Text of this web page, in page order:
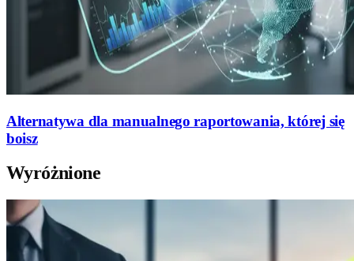
Alternatywa dla manualnego raportowania, której się
boisz
Wyróżnione